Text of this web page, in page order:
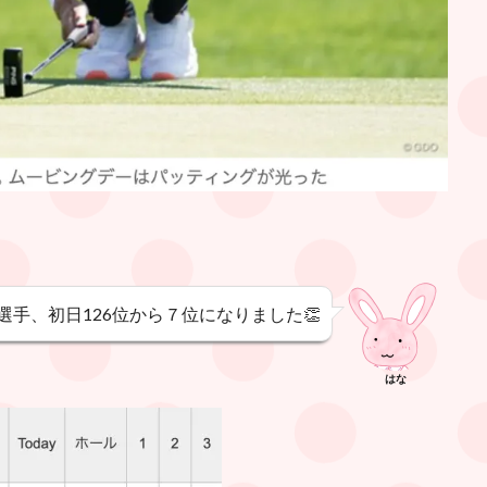
手、初日126位から７位になりました👏
はな